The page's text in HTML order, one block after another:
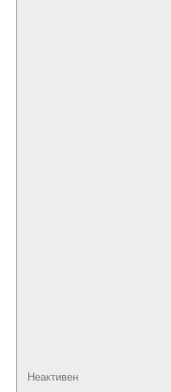
Неактивен